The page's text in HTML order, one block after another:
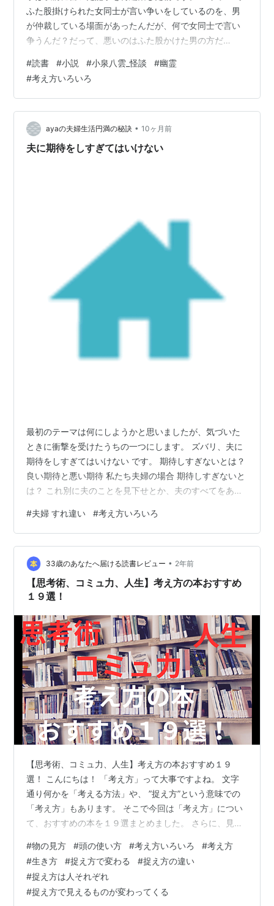
ふた股掛けられた女同士が言い争いをしているのを、男
が仲裁している場面があったんだが、何で女同士で言い
争うんだ？だって、悪いのはふた股かけた男の方だ
きたセリフですが、小泉八雲の「破約」を再読した後、
このセリフが頭に思い浮かびました。というのも、この
怪談は男性と女性の考え方の違いによって起きた物語だ
からです。なので、今回はその事について書いてみま
す。 怪談・奇談 (角川文庫) 作者:ラフカディオ・ハーン
KADOKAWA Amazon ＊今回の…
#読書 #小説 #小泉八雲_怪談 #幽霊
#考え方いろいろ
ayaの夫婦生活円満の秘訣 • 10ヶ月前
夫に期待をしすぎてはいけない
最初のテーマは何にしようかと思いましたが、気づいた
ときに衝撃を受けたうちの一つにします。 ズバリ、夫に
期待をしすぎてはいけない です。 期待しすぎないとは？
良い期待と悪い期待 私たち夫婦の場合 期待しすぎないと
は？ これ別に夫のことを見下せとか、夫のすべてをあき
けないんです。 皆様の夫にもありませんか。 「普通じゃ
考え付かないような忘れ物をしてしまう、、、」 「何事
も優柔不断でイライラ、、、」 「スマホばかり見てこっ
ちの話全然聞いてくれない、、、」 しかも、こういうイ
ラつきの種は恋人同士の時ってあんまり見えないんです
よね。 だから、「恋人だっ…
#夫婦 すれ違い #考え方いろいろ
33歳のあなたへ届ける読書レビュー • 2年前
【思考術、コミュ力、人生】考え方の本おすすめ
１９選！
【思考術、コミュ力、人生】考え方の本おすすめ１９
選！ こんにちは！ 「考え方」って大事ですよね。 文字
通り何かを「考える方法」や、 ”捉え方”という意味での
「考え方」もあります。 そこで今回は「考え方」につい
て、おすすめの本を１９選まとめました。 さらに、見や
内容▶考え方の本おすすめ【思考術編】▶考え方の本お
すすめ【コミュ力編】▶考え方の本おすすめ【生活編】
▶考え方の本おすすめ【人生編】▶忙しくて読めない？
でも音楽は聴く！それならオーディオブックはどうです
#物の見方 #頭の使い方 #考え方いろいろ #考え方
#生き方 #捉え方で変わる #捉え方の違い
#捉え方は人それぞれ
#捉え方で見えるものが変わってくる